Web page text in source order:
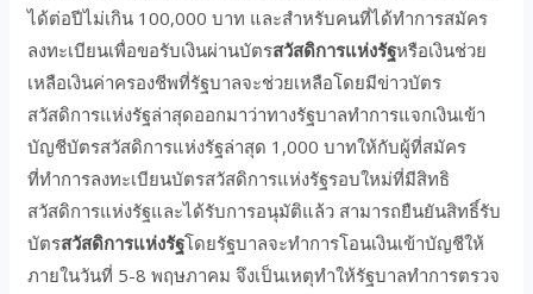
ได้ต่อปีไม่เกิน 100,000 บาท และสำหรับคนที่ได้ทำการสมัคร
ลงทะเบียนเพื่อขอรับเงินผ่านบัตรสวัสดิการแห่งรัฐหรือเงินช่วย
เหลือเงินค่าครองชีพที่รัฐบาลจะช่วยเหลือโดยมีข่าวบัตร
สวัสดิการแห่งรัฐล่าสุดออกมาว่าทางรัฐบาลทำการแจกเงินเข้า
บัญชีบัตรสวัสดิการแห่งรัฐล่าสุด 1,000 บาทให้กับผู้ที่สมัคร
ที่ทำการลงทะเบียนบัตรสวัสดิการแห่งรัฐรอบใหม่ที่มีสิทธิ
สวัสดิการแห่งรัฐและได้รับการอนุมัติแล้ว สามารถยืนยันสิทธิ์รับ
บัตรสวัสดิการแห่งรัฐโดยรัฐบาลจะทำการโอนเงินเข้าบัญชีให้
ภายในวันที่ 5-8 พฤษภาคม จึงเป็นเหตุทำให้รัฐบาลทำการตรวจ